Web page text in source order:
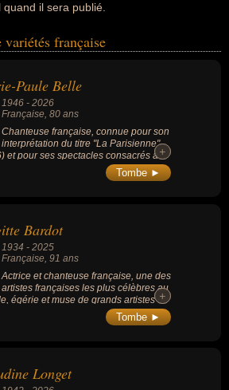
il sera publié.
variétés française
Paule Belle
1946 - 2026
Française, 80 ans
Chanteuse française, connue pour son
interprétation du titre "La Parisienne"
et pour ses spectacles consacrés à
reconnue pour son jeu de piano
et énergique qu'elle associait à un
+
+
Tombe ►
Bardot
1934 - 2025
Française , 91 ans
Actrice et chanteuse française, une des
artistes françaises les plus célèbres au
égérie et muse de grands artistes de
figure féminine des années 1950-
emblème de l'émancipation des
de 21 ans de carrière. Grande
des droits des animaux, elle crée
+
+
Tombe ►
Longet